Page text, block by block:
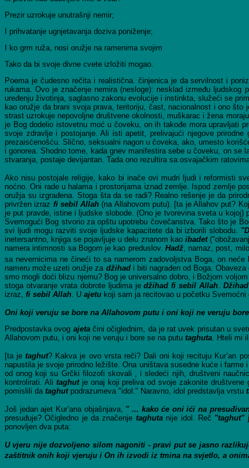
Prezir uzrokuje unutrašnji nemir;
I prihvatanje ugnjetavanja doziva poniženje;
I ko grm ruža, nosi oružje na ramenima svojim
Tako da bi svoje divne cvete izložiti mogao.
Poema je čudesno rečita i realistična. činjenica je da servilnost i
rukama. Ovo je značenje nemira (nesloge): nesklad između
uređenju životinja, saglasno zakonu evolucije i instinkta, služeći se
kao oružje da brani svoja prava, teritoriju, čast, nacionalnost i ono
strast uzrokuje nepovoljne društvene okolnosti, muškarac i žena
je Bog dodelio istovetnu moć u čoveku, on ih takođe mora upravljati
svoje zdravlje i postojanje. Ali isti apetit, prelivajući njegove
prezaisćenošću. Slično, seksualni nagon u čoveka, ako, umesto
i gonorea. Shodno tome, kada gnev manifestira sebe u čoveku, on
stvaranja, postaje devijantan. Tada ono rezultira sa osvajačkim
Ako nisu postojale religije, kako bi inače ovi mudri ljudi i reformisti
noćno. Oni rade u halama i prostorijama iznad zemlje. Ispod zemlje
oružja su izgrađena. Stoga šta da se radi? Realno rešenje je da
privržen izraz fi sebil Allah (na Allahovom putu). [ta je Allahov put?
je put pravde, istine i ljudske slobode. (Ono je tvorevina sveta u
Svemogući Bog stvorio za opštu upotrebu čovečanstva. Tako što je
svi ljudi mogu razviti svoje ljudske kapacitete da bi izborili slobodu.
inetersantno, knjiga se pojavljuje u delu znanom kao ibadet
namera intimnosti sa Bogom je kao preduslov. Hadž, namaz, post,
sa nevernicima ne čineći to sa namerom zadovoljstva Boga, on
nameru može uzeti oružje za džihadi biti nagrađen od Boga.
smo mogli doći blizu njemu? Bog je universalno dobro, i Božjom
stoga otvaranje vrata dobrote ljudima jedžihad fi sebil Allah .Džihad
izraz, fi sebil Allah . U ajetu koji sam ja recitovao u početku Svemoćni
Oni koji veruju se bore na Allahovom putu i oni koji ne veruju
Predpostavka ovog ajetačini očiglednim, da je rat uvek prisutan u
Allahovom putu, i oni koji ne veruju i bore se na putu taghuta . Hteli mi
[ta jetaghut? Kakva je ovo vrsta reči? Dali oni koji recituju Kur’an
napustila je svoje prirodno ležište. Ona uništava susedne kuće i
od onog koji su Grčki filozofi skovali , i sledeći njih, društveni
kontrolirati. Ali taghutje onaj koji preliva od svoje zakonite društvene
pomislili da taghutpodrazumeva "idol." Naravno, idol predstavlja vrstu
Još jedan ajet Kur’ana objašnjava, " ... kako će oni ići na
presuđuje? Očigledno je da značenje taghutanije idol. Reč "taghut"
ponovljen dva puta:
U vjeru nije dozvoljeno silom nagoniti - pravi put se jasno
zaštitnik onih koji vjeruju i On ih izvodi iz tmina na svjetlo, a